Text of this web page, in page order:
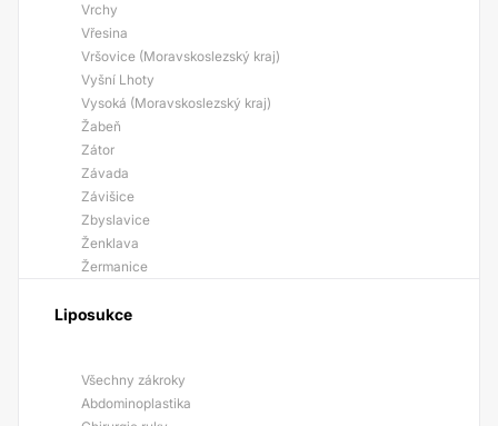
Vrchy
Vřesina
Vršovice (Moravskoslezský kraj)
Vyšní Lhoty
Vysoká (Moravskoslezský kraj)
Žabeň
Zátor
Závada
Závišice
Zbyslavice
Ženklava
Žermanice
Liposukce
Všechny zákroky
Abdominoplastika